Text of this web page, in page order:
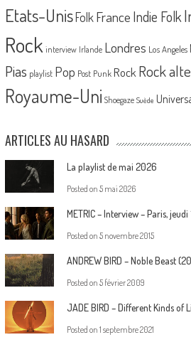
Etats-UnisFolk France Indie Folk
Rock interview Irlande Londres Los Angeles
Pias playlist Pop Post Punk Rock Rock
Royaume-Uni Shoegaze Suède
ARTICLES AU HASARD
La playlist de mai 2026
Posted on 5 mai 2026
METRIC – Interview – Paris,
Posted on 5 novembre 2015
ANDREW BIRD – Noble Beast
Posted on 5 février 2009
JADE BIRD – Different Kinds of
Posted on 1 septembre 2021